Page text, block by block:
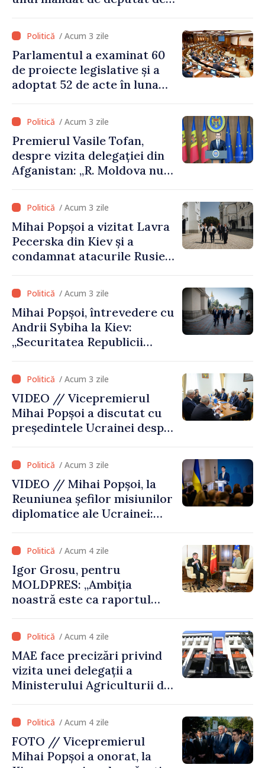
/ Acum 3 zile
Parlamentul a examinat 60
de proiecte legislative și a
adoptat 52 de acte în luna
/ Acum 3 zile
Premierul Vasile Tofan,
despre vizita delegației din
Afganistan: „R. Moldova nu
talibană. Aprobarea acestei
vizite a fost o eroare de
evaluare și de coordonare
instituțională”
/ Acum 3 zile
Mihai Popșoi a vizitat Lavra
Pecerska din Kiev și a
condamnat atacurile Rusiei
cultural al Ucrainei
/ Acum 3 zile
Mihai Popșoi, întrevedere cu
Andrii Sybiha la Kiev:
„Securitatea Republicii
de securitatea Ucrainei”
/ Acum 3 zile
VIDEO // Vicepremierul
Mihai Popșoi a discutat cu
președintele Ucrainei despre
hidrologice din bazinul
râului Nistru și proiecte
comune în infrastructură și
energie
/ Acum 3 zile
VIDEO // Mihai Popșoi, la
Reuniunea șefilor misiunilor
diplomatice ale Ucrainei:
alegerea. Ne-am alăturat
Ucrainei”/ Acum 4 zile
Igor Grosu, pentru
MOLDPRES: „Ambiția
noastră este ca raportul
an să fie și mai bun”
/ Acum 4 zile
MAE face precizări privind
vizita unei delegații a
Ministerului Agriculturii din
/ Acum 4 zile
FOTO // Vicepremierul
Mihai Popșoi a onorat, la